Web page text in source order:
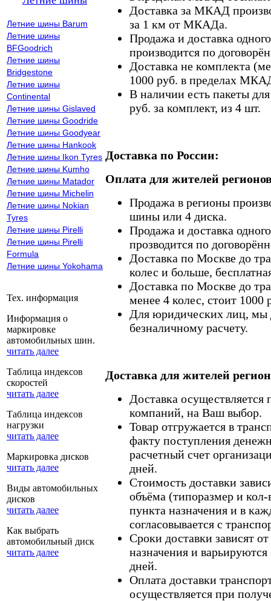
Летние шины Barum
Летние шины
BFGoodrich
Летние шины
Bridgestone
Летние шины
Continental
Летние шины Gislaved
Летние шины Goodride
Летние шины Goodyear
Летние шины Hankook
Летние шины Ikon Tyres
Летние шины Kumho
Летние шины Matador
Летние шины Michelin
Летние шины Nokian
Tyres
Летние шины Pirelli
Летние шины Pirelli
Formula
Летние шины Yokohama
Тех. информация
Информация о
маркировке
автомобильных шин.
читать далее
Таблица индексов
скоростей
читать далее
Таблица индексов
нагрузки
читать далее
Маркировка дисков
читать далее
Виды автомобильных
дисков
читать далее
Как выбрать
автомобильный диск
читать далее
Доставка за МКАД
за 1 км от МКАДа.
Продажа и доставка
производится по
Доставка не комплекта
1000 руб. в пределах
В наличии есть пакеты
руб. за комплект, из 4 шт.
Доставка по России:
Оплата для жителей
Продажа в регионы
шины или 4 диска.
Продажа и доставка
прозводится по
Доставка по Москве до
колес и больше,
Доставка по Москве до
менее 4 колес, стоит 1000
Для юридических лиц, мы
безналичному расчету.
Доставка для жителей
Доставка
компаний, на Ваш выбор.
Товар отгружается в
факту поступления
расчетный счет
дней.
Стоимость доставки
объёма (типоразмер и кол-
пункта назначения и в
согласовывается с
Сроки доставки зависят
назначения и
дней.
Оплата доставки
осуществляется при